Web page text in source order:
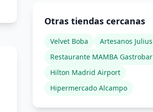
Otras tiendas cercanas
Velvet Boba
Artesanos Julius
Restaurante MAMBA Gastrobar
Hilton Madrid Airport
Hipermercado Alcampo